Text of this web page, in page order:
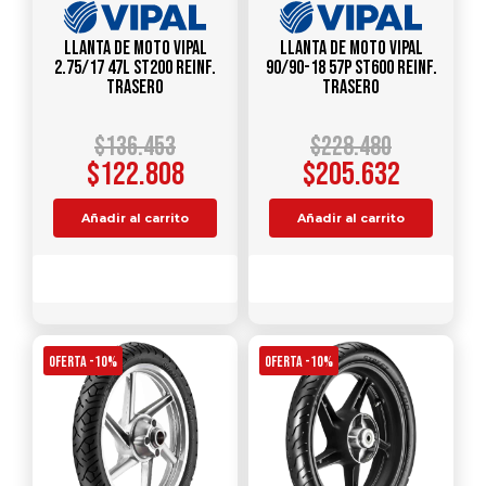
Llanta de Moto Vipal
2.75/17 47L ST200 Reinf.
Trasero
$136.453
$122.808
Añadir al carrito
Llanta de Moto Vipal
90/90-18 57P ST600 Reinf.
Trasero
$228.480
$205.632
Añadir al carrito
OFERTA -10% OFERTA -10%